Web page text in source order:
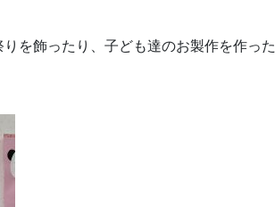
を飾ったり、子ども達のお製作を作った